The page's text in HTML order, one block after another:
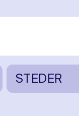
STEDER